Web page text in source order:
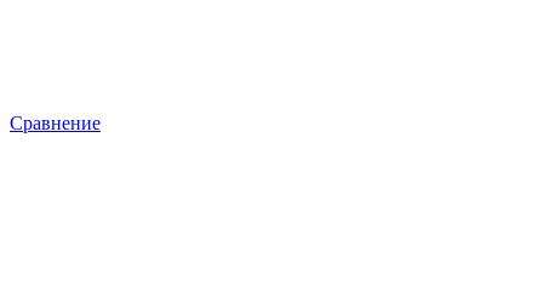
Сравнение